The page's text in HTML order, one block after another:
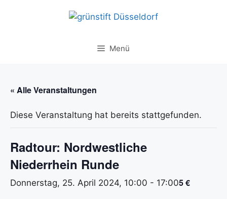
Menü
« Alle Veranstaltungen
Diese Veranstaltung hat bereits stattgefunden.
Radtour: Nordwestliche
Niederrhein Runde
Donnerstag, 25. April 2024, 10:00 - 17:005 €